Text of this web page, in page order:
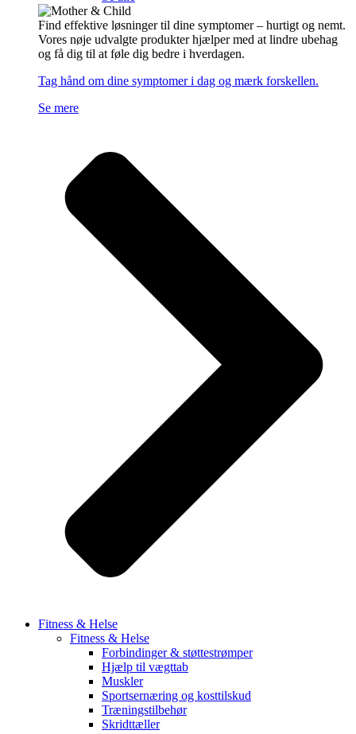
Find effektive løsninger til dine symptomer – hurtigt og nemt.
Vores nøje udvalgte produkter hjælper med at lindre ubehag
og få dig til at føle dig bedre i hverdagen.
Tag hånd om dine symptomer i dag og mærk forskellen.
Se mere
Fitness & Helse
Fitness & Helse
Forbindinger & støttestrømper
Hjælp til vægttab
Muskler
Sportsernæring og kosttilskud
Træningstilbehør
Skridttæller